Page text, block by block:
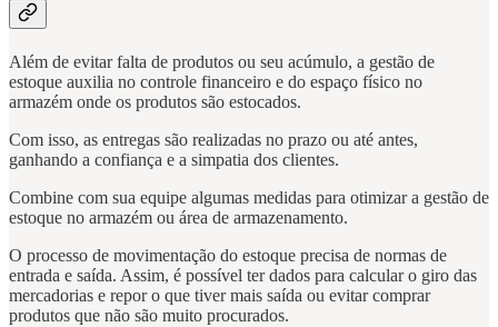
Além de evitar falta de produtos ou seu acúmulo, a gestão de
estoque auxilia no controle financeiro e do espaço físico no
armazém onde os produtos são estocados.
Com isso, as entregas são realizadas no prazo ou até antes,
ganhando a confiança e a simpatia dos clientes.
Combine com sua equipe algumas medidas para otimizar a gestão de
estoque no armazém ou área de armazenamento.
O processo de movimentação do estoque precisa de normas de
entrada e saída. Assim, é possível ter dados para calcular o giro das
mercadorias e repor o que tiver mais saída ou evitar comprar
produtos que não são muito procurados.